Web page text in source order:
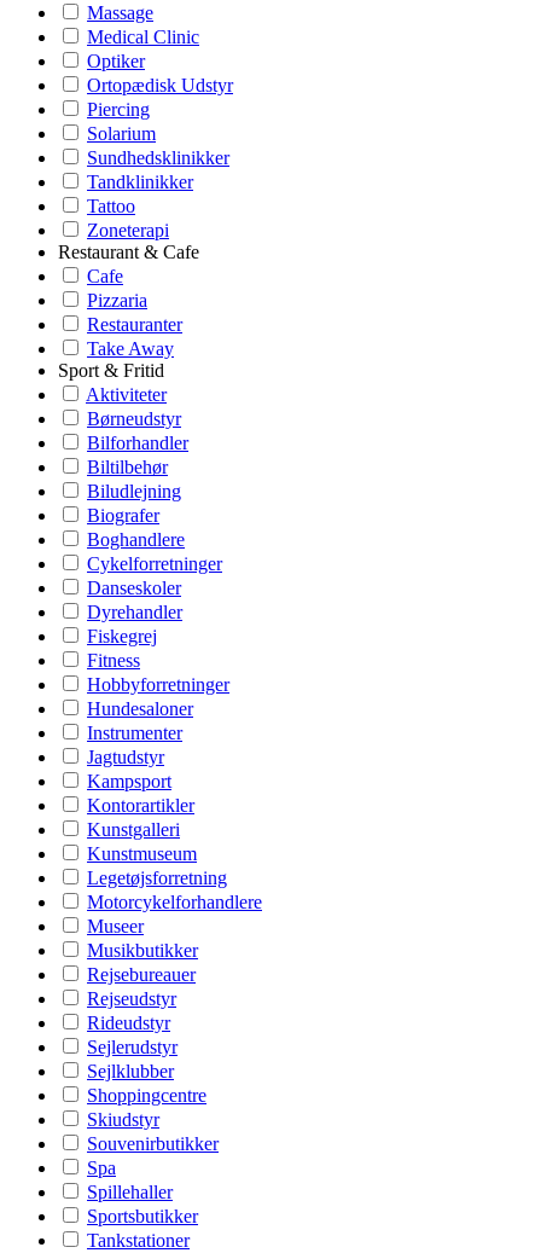
Massage
Medical Clinic
Optiker
Ortopædisk Udstyr
Piercing
Solarium
Sundhedsklinikker
Tandklinikker
Tattoo
Zoneterapi
Restaurant & Cafe
Cafe
Pizzaria
Restauranter
Take Away
Sport & Fritid
Aktiviteter
Børneudstyr
Bilforhandler
Biltilbehør
Biludlejning
Biografer
Boghandlere
Cykelforretninger
Danseskoler
Dyrehandler
Fiskegrej
Fitness
Hobbyforretninger
Hundesaloner
Instrumenter
Jagtudstyr
Kampsport
Kontorartikler
Kunstgalleri
Kunstmuseum
Legetøjsforretning
Motorcykelforhandlere
Museer
Musikbutikker
Rejsebureauer
Rejseudstyr
Rideudstyr
Sejlerudstyr
Sejlklubber
Shoppingcentre
Skiudstyr
Souvenirbutikker
Spa
Spillehaller
Sportsbutikker
Tankstationer